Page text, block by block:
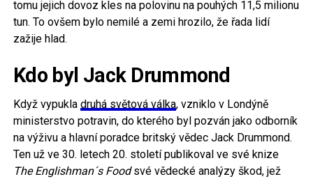
tomu jejich dovoz kles na polovinu na pouhých 11,5 milionu
tun. To ovšem bylo nemilé a zemi hrozilo, že řada lidí
zažije hlad.
Kdo byl Jack Drummond
Když vypukla druhá světová válka, vzniklo v Londýně
ministerstvo potravin, do kterého byl pozván jako odborník
na výživu a hlavní poradce britský vědec Jack Drummond.
Ten už ve 30. letech 20. století publikoval ve své knize
The Englishman´s Foodsvé vědecké analýzy škod, jež